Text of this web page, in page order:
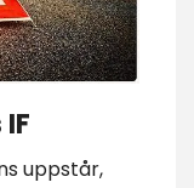
uppstår,